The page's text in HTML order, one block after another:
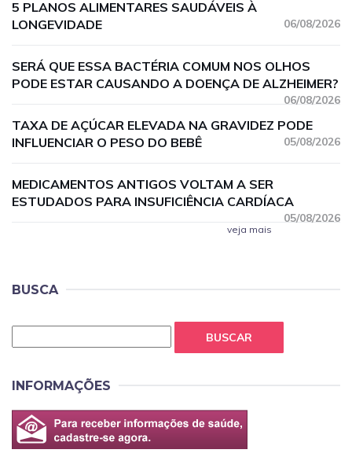
5 PLANOS ALIMENTARES SAUDÁVEIS À
LONGEVIDADE
06/08/2026
SERÁ QUE ESSA BACTÉRIA COMUM NOS OLHOS
PODE ESTAR CAUSANDO A DOENÇA DE ALZHEIMER?
06/08/2026
TAXA DE AÇÚCAR ELEVADA NA GRAVIDEZ PODE
INFLUENCIAR O PESO DO BEBÊ
05/08/2026
MEDICAMENTOS ANTIGOS VOLTAM A SER
ESTUDADOS PARA INSUFICIÊNCIA CARDÍACA
05/08/2026
veja mais
BUSCA
BUSCAR
INFORMAÇÕES